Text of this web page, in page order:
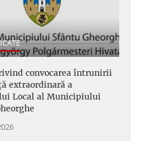
convocarea întrunirii
extraordinară a
Local al Municipiului